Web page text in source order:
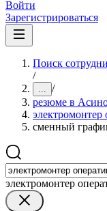
Войти
Зарегистрироваться
Поиск
/
... /
резюме в
сменный
электромонтер